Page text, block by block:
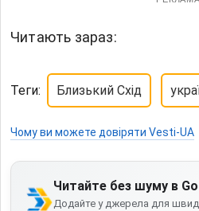
Читають зараз:
Теги: Близький Схід
Чому ви можете довіряти Vesti-UA
Читайте без шуму в
Додайте у джерела для